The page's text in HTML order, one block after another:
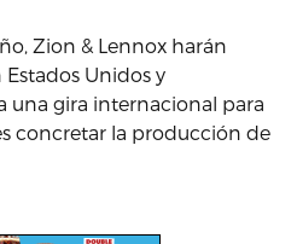
Zion & Lennox harán
Unidos y
una gira internacional para
concretar la producción de